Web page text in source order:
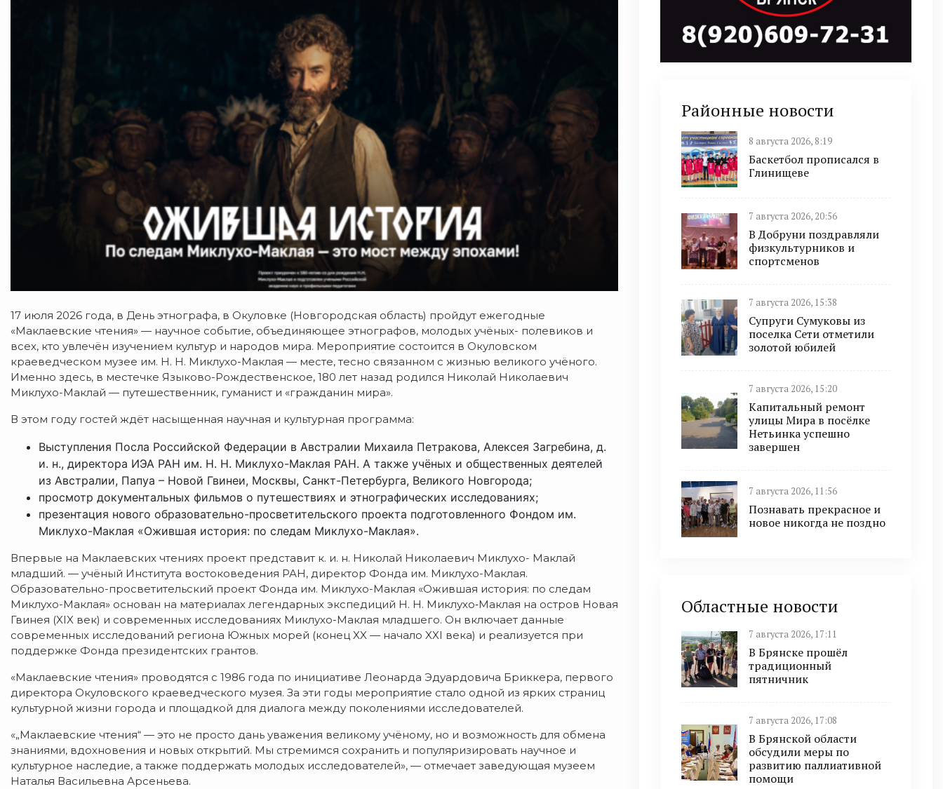
17 июля 2026 года, в День этнографа, в Окуловке (Новгородская область) пройдут ежегодные
«Маклаевские чтения» — научное событие, объединяющее этнографов, молодых учёных- полевиков и
всех, кто увлечён изучением культур и народов мира. Мероприятие состоится в Окуловском
краеведческом музее им. Н. Н. Миклухо-Маклая — месте, тесно связанном с жизнью великого учёного.
Именно здесь, в местечке Языково-Рождественское, 180 лет назад родился Николай Николаевич
Миклухо-Маклай — путешественник, гуманист и «гражданин мира».
В этом году гостей ждёт насыщенная научная и культурная программа:
Выступления Посла Российской Федерации в Австралии Михаила Петракова, Алексея Загребина, д.
и. н., директора ИЭА РАН им. Н. Н. Миклухо-Маклая РАН. А также учёных и общественных деятелей
из Австралии, Папуа – Новой Гвинеи, Москвы, Санкт-Петербурга, Великого Новгорода;
просмотр документальных фильмов о путешествиях и этнографических исследованиях;
презентация нового образовательно-просветительского проекта подготовленного Фондом им.
Миклухо-Маклая «Ожившая история: по следам Миклухо-Маклая».
Впервые на Маклаевских чтениях проект представит к. и. н. Николай Николаевич Миклухо- Маклай
младший. — учёный Института востоковедения РАН, директор Фонда им. Миклухо-Маклая.
Образовательно-просветительский проект Фонда им. Миклухо-Маклая «Ожившая история: по следам
Миклухо-Маклая» основан на материалах легендарных экспедиций Н. Н. Миклухо‑Маклая на остров Новая
Гвинея (XIX век) и современных исследованиях Миклухо-Маклая младшего. Он включает данные
современных исследований региона Южных морей (конец XX — начало XXI века) и реализуется при
поддержке Фонда президентских грантов.
«Маклаевские чтения» проводятся с 1986 года по инициативе Леонарда Эдуардовича Бриккера, первого
директора Окуловского краеведческого музея. За эти годы мероприятие стало одной из ярких страниц
культурной жизни города и площадкой для диалога между поколениями исследователей.
«„Маклаевские чтения“ — это не просто дань уважения великому учёному, но и возможность для обмена
знаниями, вдохновения и новых открытий. Мы стремимся сохранить и популяризировать научное и
культурное наследие, а также поддержать молодых исследователей», — отмечает заведующая музеем
Наталья Васильевна Арсеньева.
Районные новости
8 августа 2026, 8:19
Баскетбол прописался в
Глинищеве
7 августа 2026, 20:56
В Добруни поздравляли
физкультурников и
спортсменов
7 августа 2026, 15:38
Супруги Сумуковы из
поселка Сети отметили
золотой юбилей
7 августа 2026, 15:20
Капитальный ремонт
улицы Мира в посёлке
Нетьинка успешно
завершен
7 августа 2026, 11:56
Познавать прекрасное и
новое никогда не поздно
Областные новости
7 августа 2026, 17:11
В Брянске прошёл
традиционный
пятничник
7 августа 2026, 17:08
В Брянской области
обсудили меры по
развитию паллиативной
помощи